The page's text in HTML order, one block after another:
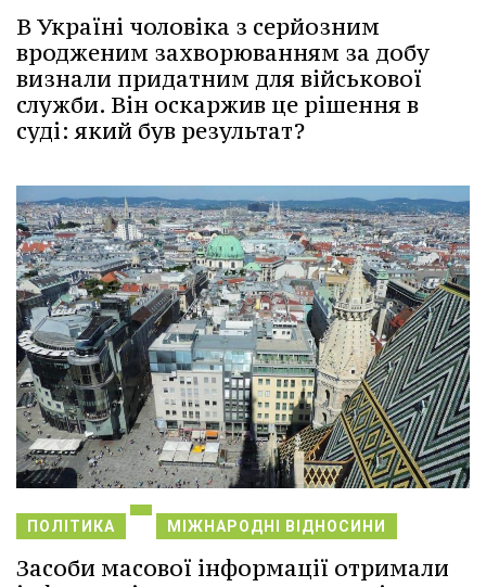
В Україні чоловіка з серйозним
вродженим захворюванням за добу
визнали придатним для військової
служби. Він оскаржив це рішення в
суді: який був результат?
ПОЛІТИКА МІЖНАРОДНІ ВІДНОСИНИ
Засоби масової інформації отримали